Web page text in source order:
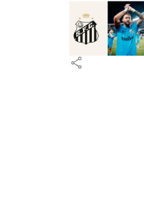
share